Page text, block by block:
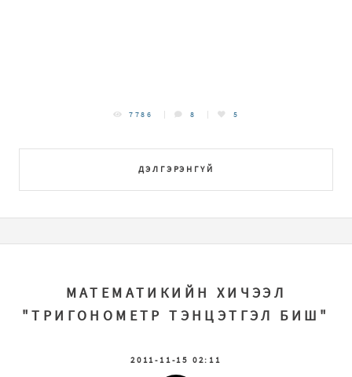
ДЭЛГЭРЭНГҮЙ
7786 8 5
МАТЕМАТИКИЙН ХИЧЭЭЛ
"ТРИГОНОМЕТР ТЭНЦЭТГЭЛ БИШ"
2011-11-15 02:11